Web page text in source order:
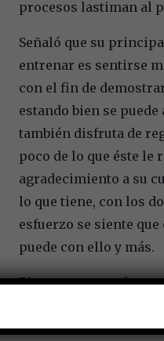
procesos lastiman al
Señaló que su
entrenar es sentirse
con el fin de
estando bien se puede
también disfruta de
poco de lo que éste le
agradecimiento a su
lo que tiene, con los
esfuerzo se siente que
puede con ello y más.
Piensa que
existe la tendencia a